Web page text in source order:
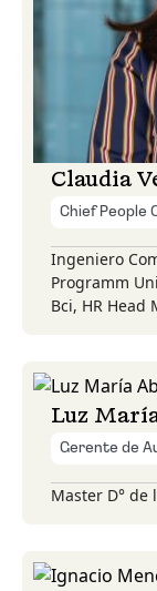
Claudia
Chief People
Ingeniero
Programm
Bci, HR Head
Luz
Gerente de
Master D° de